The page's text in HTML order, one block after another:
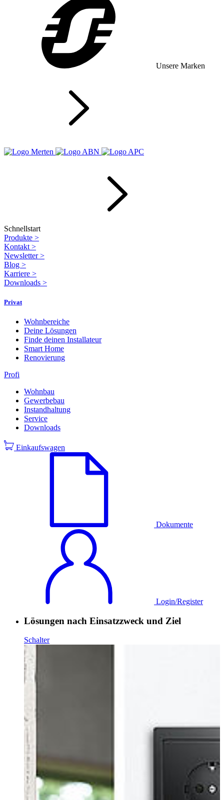
Unsere Marken
Schnellstart
Produkte >
Kontakt >
Newsletter>
Blog >
Karriere >
Downloads >
Privat
Wohnbereiche
Deine Lösungen
Finde deinen Installateur
Smart Home
Renovierung
Profi
Wohnbau
Gewerbebau
Instandhaltung
Service
Downloads
Einkaufswagen
Dokumente
Login/Register
Lösungen nach Einsatzzweck und Ziel
Schalter